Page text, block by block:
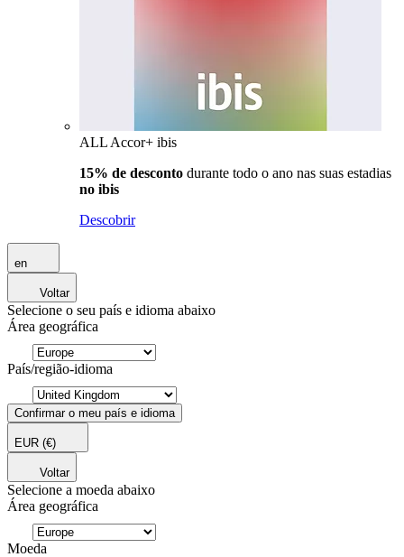
ALL Accor+ ibis
15% de desconto durante todo o ano nas suas estadias
no ibis
Descobrir
en
Voltar
Selecione o seu país e idioma abaixo
Área geográfica
País/região-idioma
Confirmar o meu país e idioma
EUR (€)
Voltar
Selecione a moeda abaixo
Área geográfica
Moeda